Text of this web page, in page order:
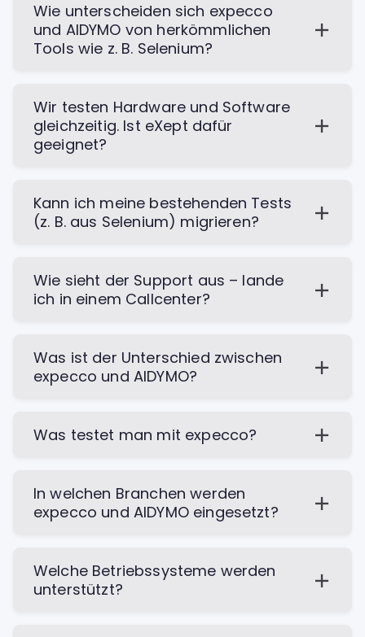
Wie unterscheiden sich expecco
und AIDYMO von herkömmlichen
Tools wie z. B. Selenium?
Wir testen Hardware und Software
gleichzeitig. Ist eXept dafür
geeignet?
Kann ich meine bestehenden Tests
(z. B. aus Selenium) migrieren?
Wie sieht der Support aus – lande
ich in einem Callcenter?
Was ist der Unterschied zwischen
expecco und AIDYMO?
Was testet man mit expecco?
In welchen Branchen werden
expecco und AIDYMO eingesetzt?
Welche Betriebssysteme werden
unterstützt?